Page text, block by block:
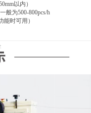
以内）
般为500-800pcs/h
时可用）